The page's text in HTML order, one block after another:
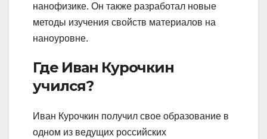
нанофизике. Он также разработал новые
методы изучения свойств материалов на
наноуровне.
Где Иван Курочкин
учился?
Иван Курочкин получил свое образование в
одном из ведущих российских